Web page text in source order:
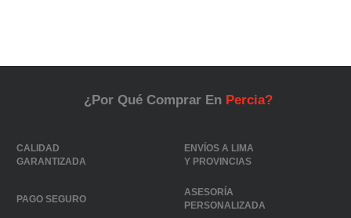
¿Por Qué Comprar En Percia?
CALIDAD
GARANTIZADA
ENVÍOS A LIMA
Y PROVINCIAS
PAGO SEGURO
ASESORÍA
PERSONALIZADA